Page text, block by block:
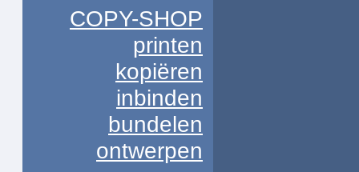
COPY-SHOP
printen
kopiëren
inbinden
bundelen
ontwerpen